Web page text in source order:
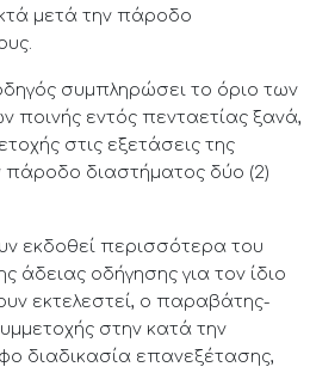
μετά την πάροδο
συμπληρώσει το όριο των
ποινής εντός πενταετίας ξανά,
στις εξετάσεις της
διαστήματος δύο (2)
εκδοθεί περισσότερα του
άδειας οδήγησης για τον ίδιο
εκτελεστεί, ο παραβάτης-
στην κατά την
διαδικασία επανεξέτασης,